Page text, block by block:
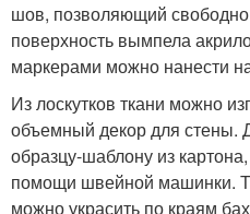
шов, позволяющий
поверхность вымпела
маркерами можно нанести
Из лоскутков ткани можно
объемный декор для стены.
образцу-шаблону из
помощи швейной машинки.
можно украсить по краям